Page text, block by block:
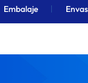
Embalaje